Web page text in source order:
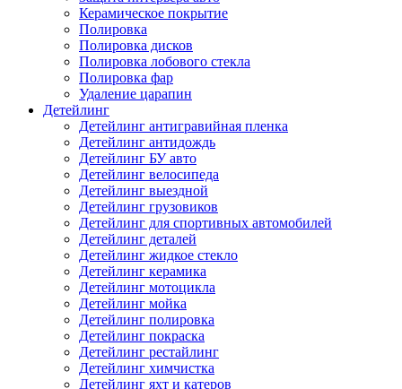
Керамическое покрытие
Полировка
Полировка дисков
Полировка лобового стекла
Полировка фар
Удаление царапин
Детейлинг
Детейлинг антигравийная пленка
Детейлинг антидождь
Детейлинг БУ авто
Детейлинг велосипеда
Детейлинг выездной
Детейлинг грузовиков
Детейлинг для спортивных автомобилей
Детейлинг деталей
Детейлинг жидкое стекло
Детейлинг керамика
Детейлинг мотоцикла
Детейлинг мойка
Детейлинг полировка
Детейлинг покраска
Детейлинг рестайлинг
Детейлинг химчистка
Детейлинг яхт и катеров